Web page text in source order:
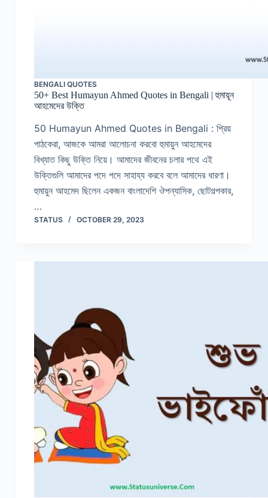
BENGALI QUOTES
50+ Best Humayun Ahmed Quotes in Bengali | হুমায়ূন
আহমেদের উক্তি
50 Humayun Ahmed Quotes in Bengali : প্রিয়
পাঠকেরা, আজকে আমরা আলোচনা করবো হুমায়ুন আহমেদের
বিখ্যাত কিছু উক্তি নিয়ে। আমাদের জীবনের চলার পথে এই
উক্তিগুলি আমাদের পদে পদে সাহায্য করবে বলে আমাদের ধারণা।
হুমায়ুন আহমেদ ছিলেন একজন বাংলাদেশি ঔপন্যাসিক, ছোটগল্পকার,
…
STATUS OCTOBER 29, 2023